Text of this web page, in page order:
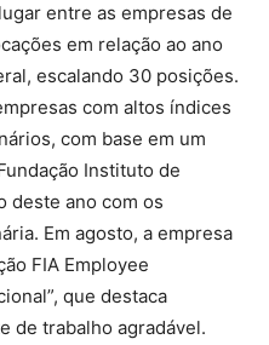
entre as empresas de
em relação ao ano
escalando 30 posições.
com altos índices
com base em um
Instituto de
deste ano com os
Em agosto, a empresa
FIA Employee
que destaca
de trabalho agradável.